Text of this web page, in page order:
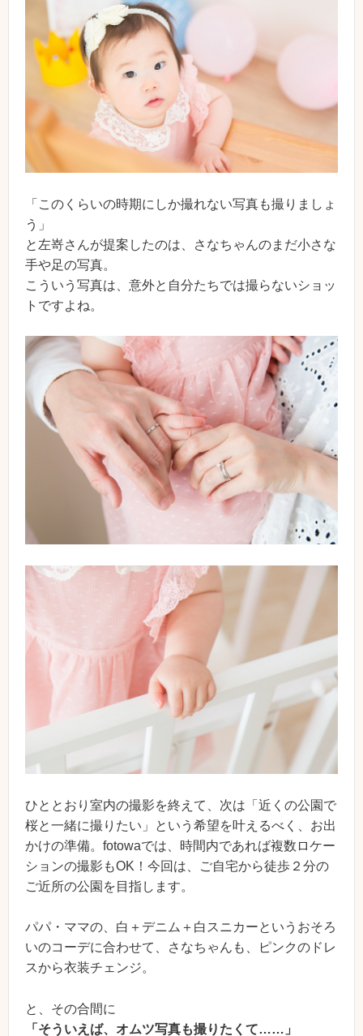
「このくらいの時期にしか撮れない写真も撮りましょ
う」
と左嵜さんが提案したのは、さなちゃんのまだ小さな
手や足の写真。
こういう写真は、意外と自分たちでは撮らないショッ
トですよね。
ひととおり室内の撮影を終えて、次は「近くの公園で
桜と一緒に撮りたい」という希望を叶えるべく、お出
かけの準備。fotowaでは、時間内であれば複数ロケー
ションの撮影もOK！今回は、ご自宅から徒歩２分の
ご近所の公園を目指します。
パパ・ママの、白＋デニム＋白スニカーというおそろ
いのコーデに合わせて、さなちゃんも、ピンクのドレ
スから衣装チェンジ。
と、その合間に
「そういえば、オムツ写真も撮りたくて……」